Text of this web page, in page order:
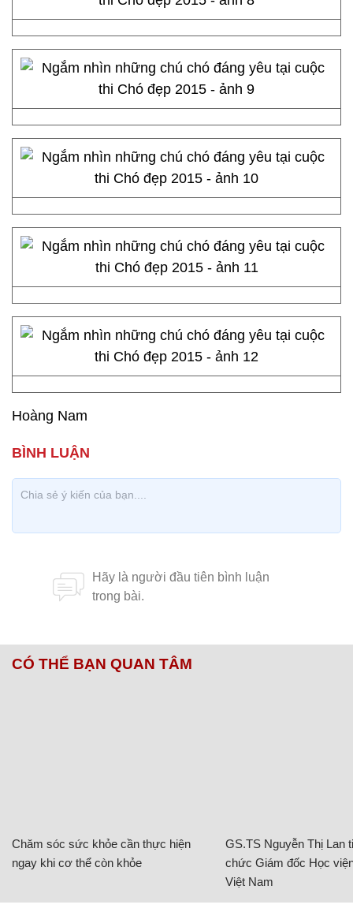
Hoàng Nam
CÓ THỂ BẠN QUAN TÂM
Chăm sóc sức khỏe cần thực hiện
ngay khi cơ thể còn khỏe
GS.TS Nguyễn Thị Lan
chức Giám đốc Học
Việt Nam